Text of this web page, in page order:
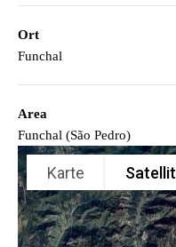
Ort
Funchal
Area
Funchal (São Pedro)
Karte Satellit